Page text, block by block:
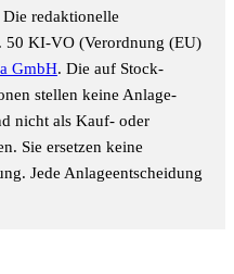
redaktionelle
50 KI-VO (Verordnung (EU)
GmbH. Die auf Stock-
stellen keine Anlage-
nicht als Kauf- oder
Sie ersetzen keine
Jede Anlageentscheidung